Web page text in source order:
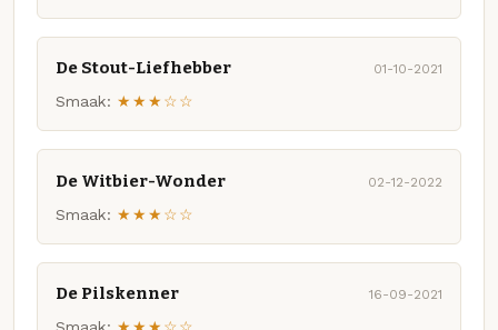
De Stout-Liefhebber 01-10-2021
Smaak: ★★★☆☆
De Witbier-Wonder 02-12-2022
Smaak: ★★★☆☆
De Pilskenner 16-09-2021